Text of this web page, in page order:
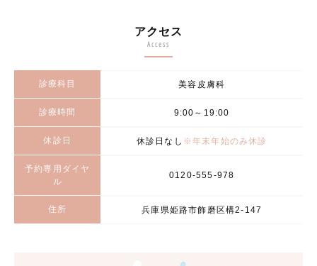
アクセス
Access
診療科目 美容皮膚科
診療時間 9:00～19:00
休診日 休診日なし ※年末年始のみ休診
予約専用ダイヤ
ル
0120-555-978
住所 兵庫県姫路市飾磨区構2-147